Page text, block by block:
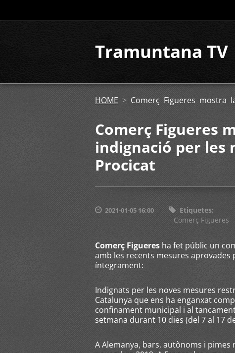
Tramuntana TV
HOME > Comerç Figueres mostra
Comerç Figueres
indignació per les
Procicat
2021-01-05 16:00 Etiquetes:
Comerç Figueres
Comerç Figueres ha fet públic un
amb les recents mesures
íntegrament:
Indignats per les noves mesures
Catalunya que ens ha enganxat
confinament municipal i al
setmana durant 10 dies (del 7 al 17
A Alemanya, bars, autònoms i